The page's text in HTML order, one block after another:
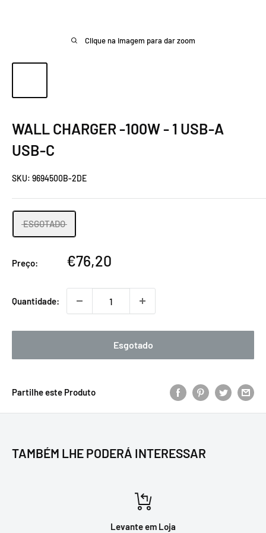
Clique na imagem para dar zoom
WALL CHARGER -100W - 1 USB-A
USB-C
SKU: 9694500B-2DE
ESGOTADO
Preço:
Preço
€76,20
Quantidade:
Esgotado
Partilhe este Produto
TAMBÉM LHE PODERÁ INTERESSAR
Levante em Loja